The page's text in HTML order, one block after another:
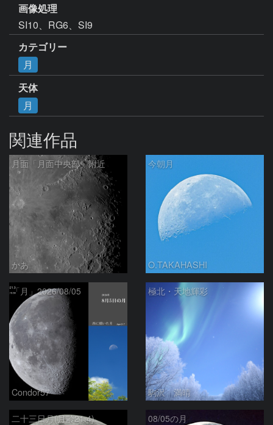
画像処理
SI10、RG6、SI9
カテゴリー
月
天体
月
関連作品
月面「月面中央部」附近
かあ
今朝月
O.TAKAHASHI
「月」2026/08/05
Condor57
極北・天地輝彩
駒沢 満晴
二十三日月(月齢21.4) 08/05の月